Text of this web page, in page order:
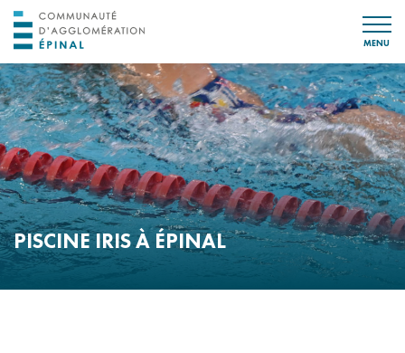
MENU
PISCINE IRIS À ÉPINAL